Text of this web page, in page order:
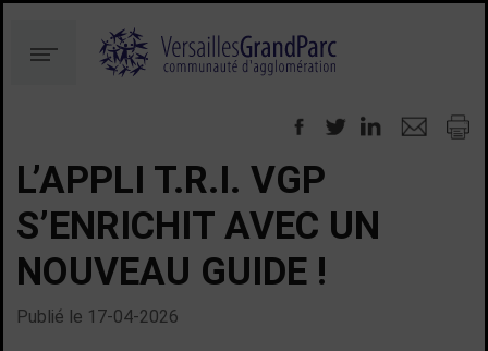
au
contenu
à
Menu
L’APPLI T.R.I. VGP
S’ENRICHIT AVEC UN
NOUVEAU GUIDE !
Publié le 17-04-2026